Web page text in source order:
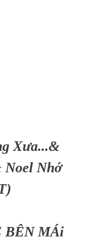
Xưa...&
Noel Nhớ
BÊN MÁi